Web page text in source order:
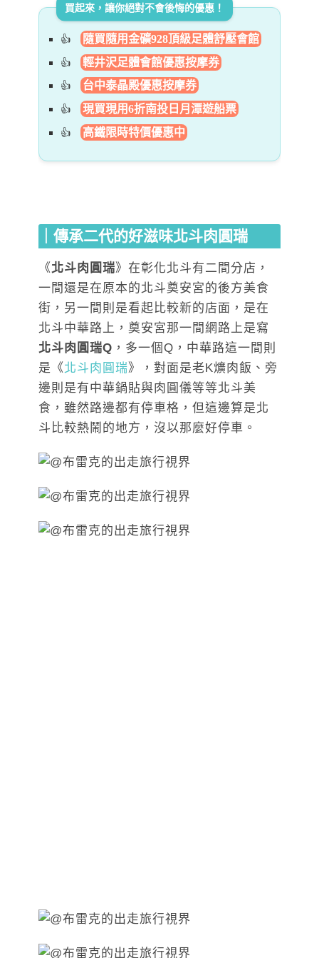
買起來，讓你絕對不會後悔的優惠！
隨買隨用金礦928頂級足體舒壓會館
輕井沢足體會館優惠按摩券
台中泰晶殿優惠按摩券
現買現用6折南投日月潭遊船票
高鐵限時特價優惠中
｜傳承二代的好滋味北斗肉圓瑞
《北斗肉圓瑞》在彰化北斗有二間分店，
一間還是在原本的北斗奠安宮的後方美食
街，另一間則是看起比較新的店面，是在
北斗中華路上，奠安宮那一間網路上是寫
北斗肉圓瑞Q ，多一個Q，中華路這一間則
是《北斗肉圓瑞》，對面是老K爌肉飯、旁
邊則是有中華鍋貼與肉圓儀等等北斗美
食，雖然路邊都有停車格，但這邊算是北
斗比較熱鬧的地方，沒以那麼好停車。